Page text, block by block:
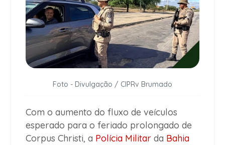
Foto - Divulgação / CIPRv Brumado
Com o aumento do fluxo de veículos
esperado para o feriado prolongado de
Corpus Christi, a Polícia Militar da Bahia